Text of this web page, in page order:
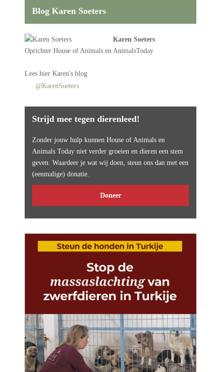
Blog Karen Soeters
Karen Soeters
Oprichter House of Animals en AnimalsToday
Lees hier Karen's blog
@KarenSoeters
Strijd mee tegen dierenleed!
Zonder jouw hulp kunnen House of Animals en
Animals Today niet verder groeien en dieren een stem
geven. Waardeer je wat wij doen, steun ons dan met een
(eenmalige) donatie.
Doneer